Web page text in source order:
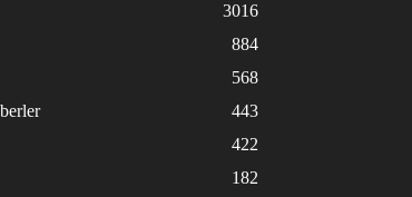
3016
884
568
443
422
182